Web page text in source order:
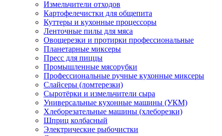
Измельчители отходов
Картофелечистки для общепита
Куттеры и кухонные процессоры
Ленточные пилы для мяса
Овощерезки и протирки профессиональные
Планетарные миксеры
Пресс для пиццы
Промышленные мясорубки
Профессиональные ручные кухонные миксеры
Слайсеры (ломтерезки)
Сыротёрки и измельчители сыра
Универсальные кухонные машины (УКМ)
Хлеборезательные машины (хлеборезки)
Шприц колбасный
Электрические рыбочистки